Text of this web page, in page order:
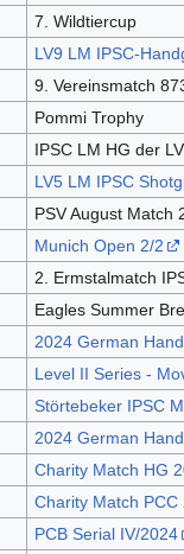
7. Wildtiercup
LV9 LM IPSC-
9. Vereinsmatch
Pommi Trophy
IPSC LM HG der
LV5 LM IPSC
PSV August Match
Munich Open 2/2
2. Ermstalmatch
Eagles Summer
2024 German
Level II Series -
Störtebeker IPSC
2024 German
Charity Match HG
Charity Match PCC
PCB Serial IV/2024